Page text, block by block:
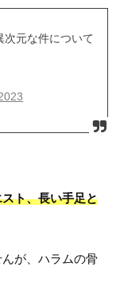
次元な件について
ト、長い手足と
が、ハラムの骨